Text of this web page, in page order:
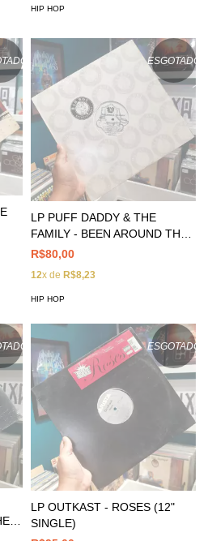
HIP HOP
ESGOTADO
LP PUFF DADDY & THE
FAMILY - BEEN AROUND THE
WORLD (12" SINGLE)
R$80,00
12x de R$8,23
HIP HOP
ESGOTADO
LP OUTKAST - ROSES (12"
SINGLE)